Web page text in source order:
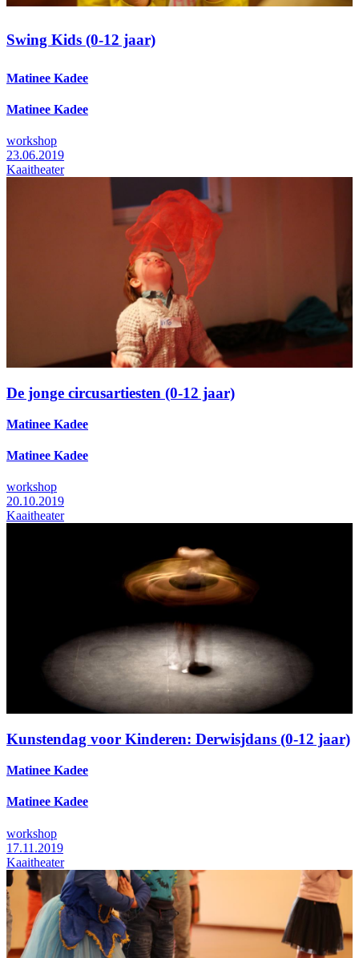
Swing Kids (0-12 jaar)
Matinee Kadee
Matinee Kadee
workshop
23.06.2019
Kaaitheater
De jonge circusartiesten (0-12 jaar)
Matinee Kadee
Matinee Kadee
workshop
20.10.2019
Kaaitheater
Kunstendag voor Kinderen: Derwisjdans (0-12 jaar)
Matinee Kadee
Matinee Kadee
workshop
17.11.2019
Kaaitheater